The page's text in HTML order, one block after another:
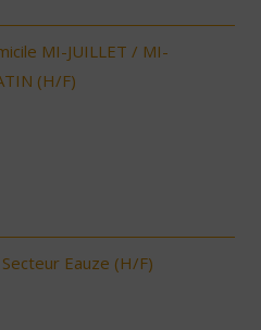
MI-JUILLET / MI-
(H/F)
Eauze (H/F)